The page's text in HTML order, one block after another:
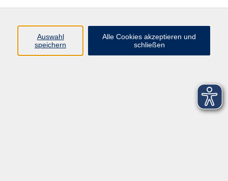
Auswahl
speichern
Alle Cookies akzeptieren und
schließen